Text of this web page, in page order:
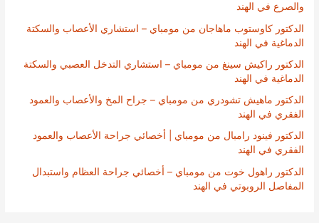
والصرع في الهند
الدكتور كاوستوب ماهاجان من مومباي – استشاري الأعصاب والسكتة
الدماغية في الهند
الدكتور راكيش سينغ من مومباي – استشاري التدخل العصبي والسكتة
الدماغية في الهند
الدكتور ماهيش تشودري من مومباي – جراح المخ والأعصاب والعمود
الفقري في الهند
الدكتور فينود رامبال من مومباي | أخصائي جراحة الأعصاب والعمود
الفقري في الهند
الدكتور راهول خوت من مومباي – أخصائي جراحة العظام واستبدال
المفاصل الروبوتي في الهند